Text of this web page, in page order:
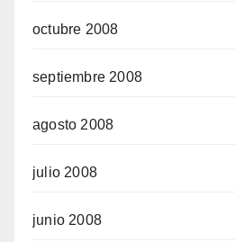
octubre 2008
septiembre 2008
agosto 2008
julio 2008
junio 2008